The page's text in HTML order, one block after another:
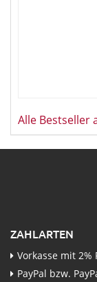
Alle Bestseller
ZAHLARTEN
Vorkasse mit 2%
PayPal bzw.